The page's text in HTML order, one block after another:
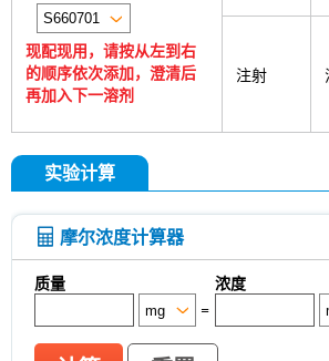
现配现用，请按从左到右
的顺序依次添加，澄清后
再加入下一溶剂
注射
实验计算
摩尔浓度计算器
质量 浓度
=